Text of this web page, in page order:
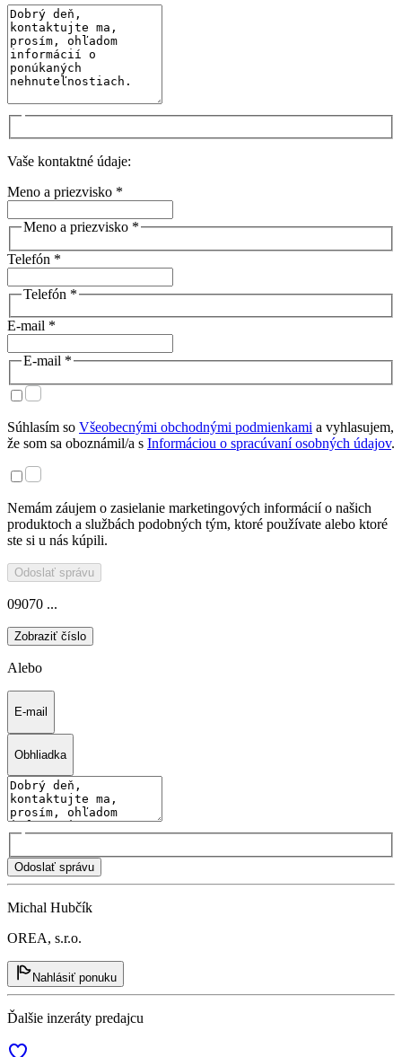
Vaše kontaktné údaje:
Meno a priezvisko *
Meno a priezvisko *
Telefón *
Telefón *
E-mail *
E-mail *
Súhlasím so Všeobecnými obchodnými podmienkami a vyhlasujem,
že som sa oboznámil/a s Informáciou o spracúvaní osobných údajov.
Nemám záujem o zasielanie marketingových informácií o našich
produktoch a službách podobných tým, ktoré používate alebo ktoré
ste si u nás kúpili.
Odoslať správu
09070 ...
Zobraziť číslo
Alebo
E-mail
Obhliadka
Odoslať správu
Michal Hubčík
OREA, s.r.o.
Nahlásiť ponuku
Ďalšie inzeráty predajcu